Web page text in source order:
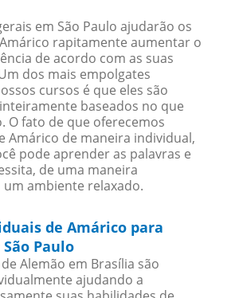
em São Paulo ajudarão os
rapitamente aumentar o
de acordo com as suas
dos mais empolgates
cursos é que eles são
baseados no que
O fato de que oferecemos
Amárico de maneira individual,
pode aprender as palavras e
de uma maneira
ambiente relaxado.
de Amárico para
Paulo
Alemão em Brasília são
ajudando a